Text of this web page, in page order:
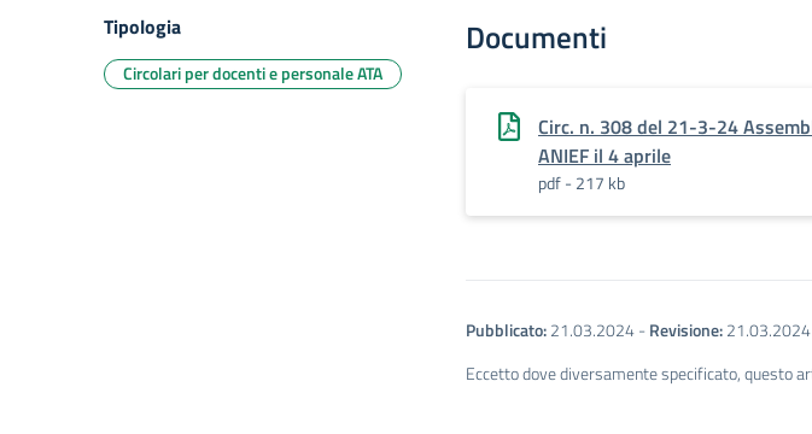
Documenti
Circ. n. 308 del 21-3-24
ANIEF il 4 aprile
pdf - 217 kb
Pubblicato:21.03.2024-Revisione:21.03.2024
Eccetto dove diversamente specificato, questo
Tipologia
Circolari per docenti e personale ATA